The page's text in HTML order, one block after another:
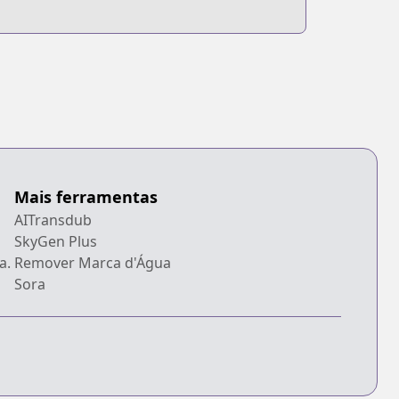
Mais ferramentas
AITransdub
SkyGen Plus
Remover Marca d'Água
Sora